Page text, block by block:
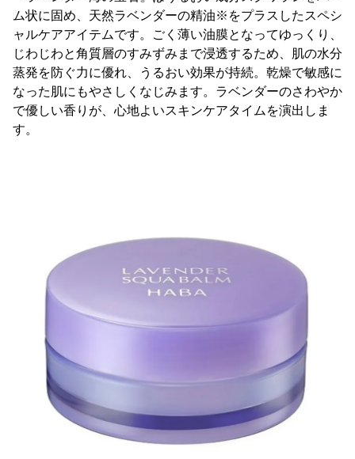
ム状に固め、天然ラベンダーの精油※をプラスしたスペシ
ャルケアアイテムです。ごく薄い油膜となってゆっくり、
じわじわと角質層のすみずみまで浸透するため、肌の水分
蒸発を防ぐ力に優れ、うるおい効果が持続。乾燥で敏感に
なった肌にもやさしくなじみます。ラベンダーのさわやか
で優しい香りが、心地よいスキンケアタイムを演出しま
す。